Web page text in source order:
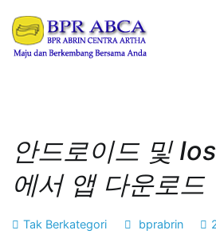
konten
안드로이드 및
에서 앱 다운로드
Tak Berkategori bprabrin